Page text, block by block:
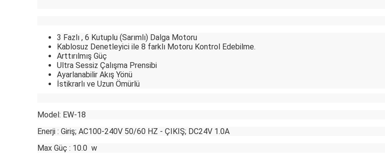
3 Fazlı , 6 Kutuplu (Sarımlı) Dalga Motoru
Kablosuz Denetleyici ile 8 farklı Motoru Kontrol Edebilme.
Arttırılmış Güç
Ultra Sessiz Çalışma Prensibi
Ayarlanabilir Akış Yönü
İstikrarlı ve Uzun Ömürlü
Model: EW-18
Enerji : Giriş; AC100-240V 50/60 HZ - ÇIKIŞ; DC24V 1.0A
Max Güç : 10.0 w